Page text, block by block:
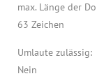
max. Länge der
63 Zeichen
Umlaute zulässig:
Nein